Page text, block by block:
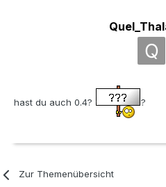
hast du auch 0.4? ?
Zur Themenübersicht